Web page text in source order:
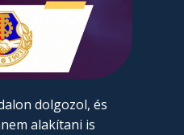
dolgozol, és
alakítani is